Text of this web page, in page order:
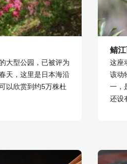
大型公园，已被评为
天，这里是日本海沿
以欣赏到约5万株杜
鲭
这座
该动
一，
还设